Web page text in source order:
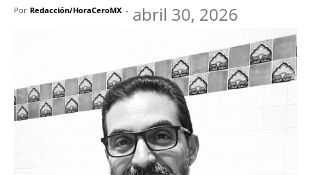
Por Redacción/HoraCeroMX - abril 30, 2026